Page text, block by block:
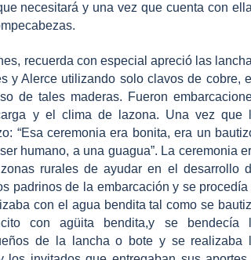
necesitará y una vez que cuenta con
recuerda con especial apreció las
y Alerce utilizando solo clavos de cobre,
de tales maderas. Fueron
y el clima de lazona. Una vez que
“Esa ceremonia era bonita, era un
humano, a una guagua”. La ceremonia
rurales de ayudar en el desarrollo
padrinos de la embarcación y se procedía
con el agua bendita tal como se
con agüita bendita,y se bendecía
de la lancha o bote y se realizaba